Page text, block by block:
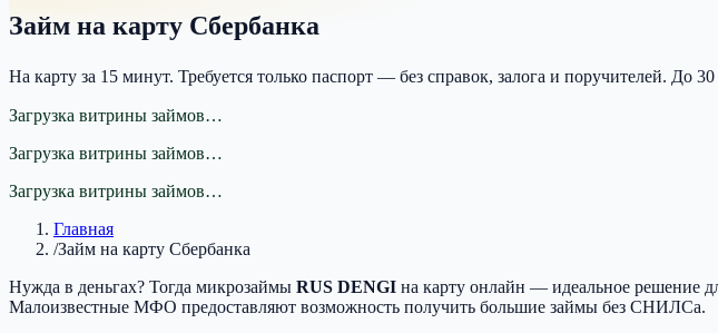
Займ на карту Сбербанка
На карту за 15 минут. Требуется только паспорт — без справок, залога и поручителей. До
Загрузка витрины займов…
Загрузка витрины займов…
Загрузка витрины займов…
Главная
/Займ на карту Сбербанка
Нужда в деньгах? Тогда микрозаймы RUS DENGI на карту онлайн — идеальное решение
Малоизвестные МФО предоставляют возможность получить большие займы без СНИЛСа.